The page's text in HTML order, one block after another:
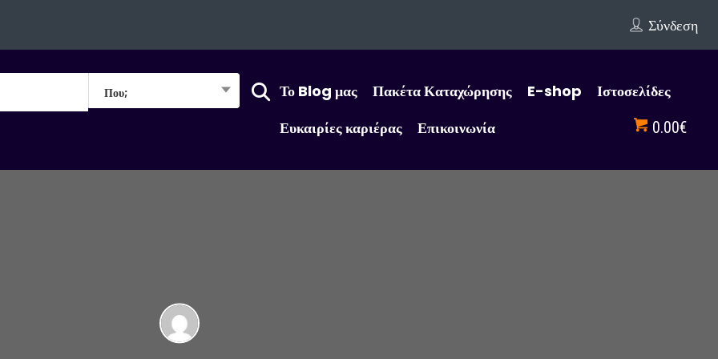
Σύνδεση
Που; Το Blog μας Πακέτα Καταχώρησης E-shop
Ιστοσελίδες
Ευκαιρίες καριέρας
Επικοινωνία 0.00€